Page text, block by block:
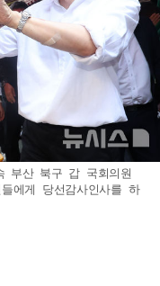
부산 북구 갑 국회의원
에게 당선감사인사를 하